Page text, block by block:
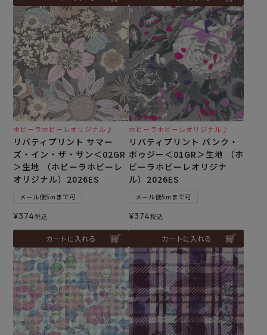
ホビーラホビーレオリジナル♪
リバティプリント サマー
ズ・イン・ザ・サン＜02GR
＞生地 （ホビーラホビーレ
オリジナル）2026ES
メール便5mまで可
¥374税込
カートに入れる
ホビーラホビーレオリジナル♪
リバティプリント パンク・
ポゥジー＜01GR＞生地 （ホ
ビーラホビーレオリジナ
ル）2026ES
メール便5mまで可
¥374税込
カートに入れる